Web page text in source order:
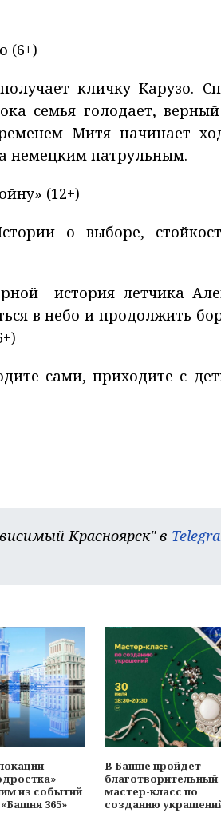
(6+)
кличку Карузо.
семья голодает,
Митя начинает
немецким патрульным.
(12+)
о выборе,
история летчика
в небо и продолжить
сами, приходите с
Красноярск" в
из событий
365»
В Башне пройдет
благотворительный
мастер-класс по
созданию